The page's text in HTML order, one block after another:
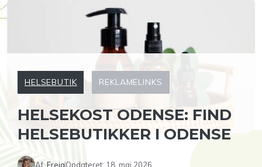
HELSEBUTIK REKLAMELINKS
HELSEKOST ODENSE: FIND
HELSEBUTIKKER I ODENSE
Af: FrejaOpdateret: 18. maj 2026